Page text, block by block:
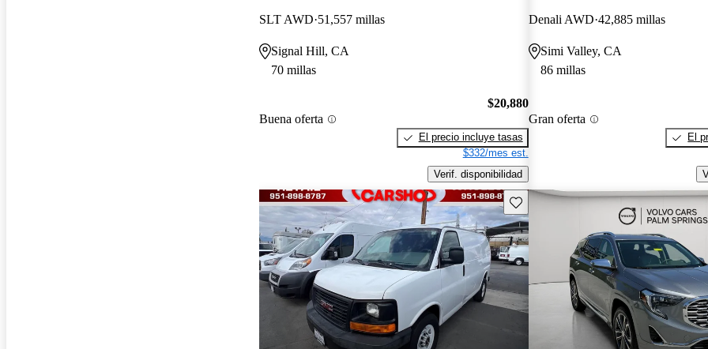
SLT AWD 51,557 millas
Signal Hill, CA
70 millas
Buena oferta
$20,880
El precio incluye tasas
$332/mes est.
Verif. disponibilidad
Denali AWD 42,885 millas
Simi Valley, CA
86 millas
Gran oferta
El
Guarda este Aviso